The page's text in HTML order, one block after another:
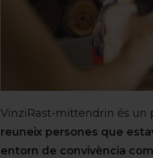
VinziRast-mittendrin és un
reuneix persones que
entorn de convivència